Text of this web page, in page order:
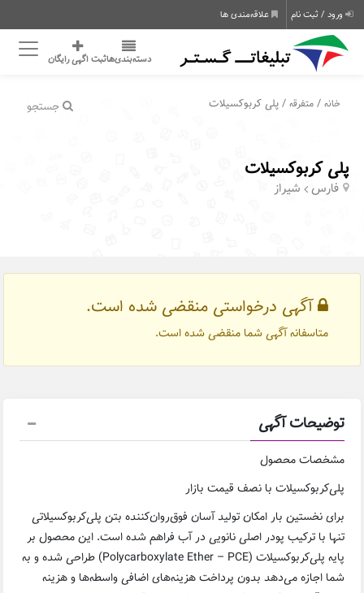
ورود / ثبت نام علاقه‌مندی ها
دسته‌بندی‌هاثبت اگهی رایگان
جستجو خانه /متفرقه / پلی کربوکسیلات
پلی کربوکسیلات
فارس شیراز
آگهی درخواستی منقضی شده است.
متاسفانه آگهی شما منقضی شده است.
توضیحات آگهی
مشخصات محصول
پلی‌کربوکسیلات با نصف قیمت بازار
برای نخستین بار امکان تولید آسان فوق‌روان‌کننده بتن پلی‌کربوکسیلاتی
تنها با ترکیب پودر اصلی نانویی در آب فراهم شده است. این محصول بر
پایه پلی‌کربوکسیلات (Polycarboxylate Ether – PCE) طراحی شده و به
شما اجازه می‌دهد بدون پرداخت هزینه‌های اضافی واسطه‌ها و هزینه